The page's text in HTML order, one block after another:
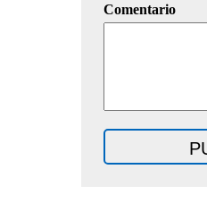
Comentario